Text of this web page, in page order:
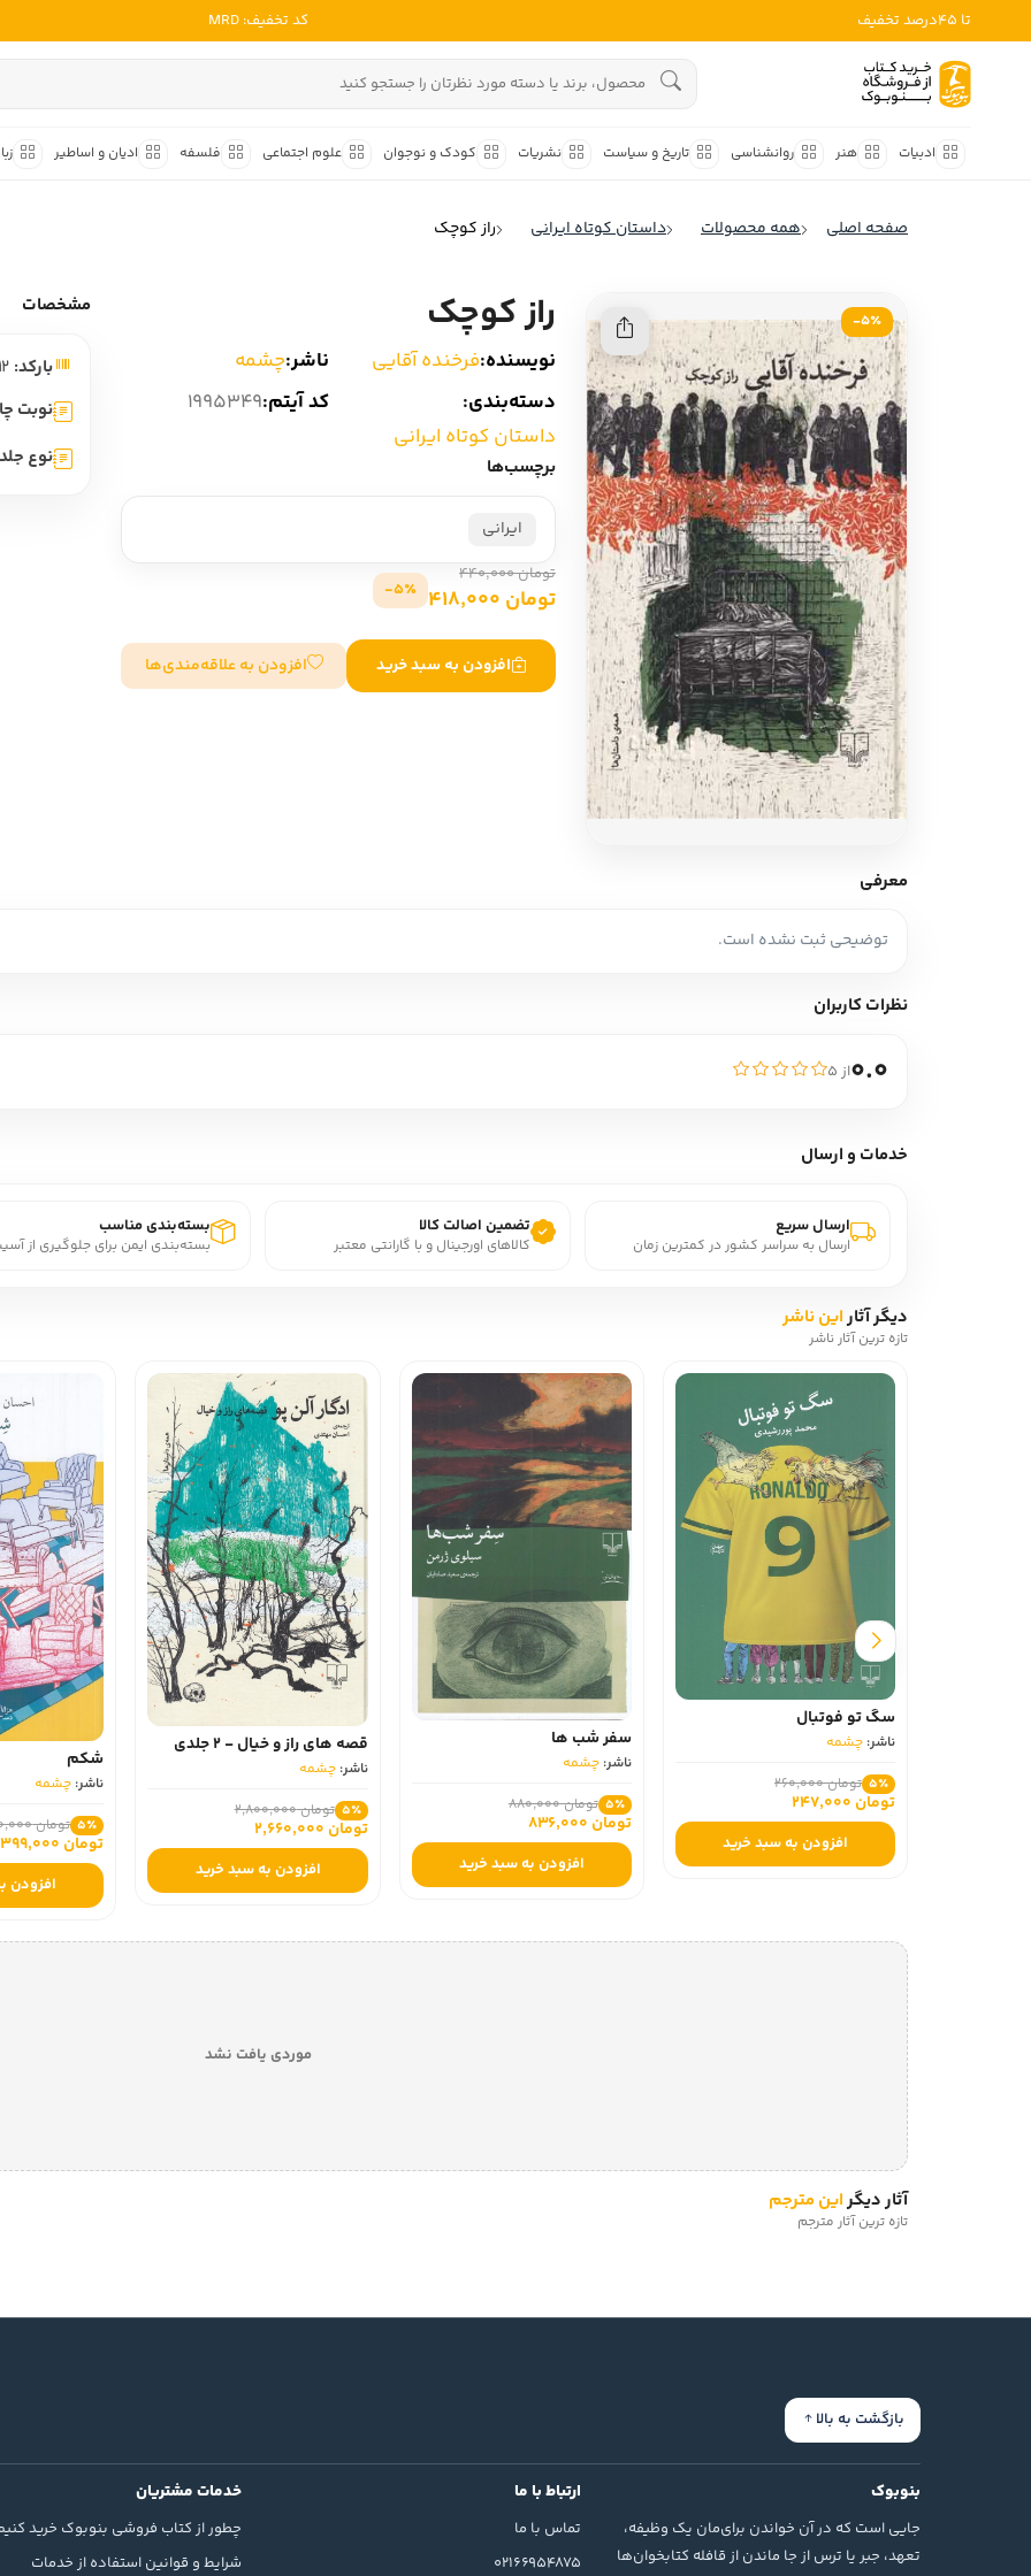
تا 45درصد تخفیف کد تخفیف: MRD
ادبیات هنر روانشناسی تاریخ و سیاست نشریات کودک و نوجوان علوم اجتماعی فلسفه ادیان و اساطیر
ادبیات ایران
ادبیات انگلیس
ادبیات فرانسه
ادبیات ایتالیا
ادبیات روسیه
ادبیات آمریکای لاتین
ادبیات آلمان
ادبیات ترکیه
ادبیات آسیا
سایر کشورهای اروپا
شعر
شرح و
ادبیات
جستار و مقاله
آموزش نویسندگی
زبان شناسی
ادبیات
کودک و نوجوان
ادبیات ملل
شعر و متون کهن
صفحه اصلی همه محصولات داستان کوتاه ایرانی راز کوچک
5٪- راز کوچک
نویسنده:فرخنده آقایی ناشر:چشمه
دسته‌بندی:
داستان کوتاه ایرانی
کد آیتم:1995349
برچسب‌ها
ایرانی
تومان 440,000
تومان 418,000 5٪-
افزودن به سبد خرید افزودن به علاقه‌مندی‌ها
مشخصات
بارکد:
نوبت
نوع
معرفی
توضیحی ثبت نشده است.
نظرات کاربران
0.0از ۵
خدمات و ارسال
ارسال سریع
ارسال به سراسر کشور در کمترین زمان
تضمین اصالت کالا
کالاهای اورجینال و با گارانتی معتبر
بسته‌بندی مناسب
بسته‌بندی ایمن برای جلوگیری از
دیگر آثاراین ناشر
تازه ترین آثار ناشر
سگ تو فوتبال
ناشر: چشمه
5٪ تومان 260,000
تومان 247,000
افزودن به سبد خرید
سفر شب‌ ها
ناشر: چشمه
5٪ تومان 880,000
تومان 836,000
افزودن به سبد خرید
قصه‌ های راز و خیال - 2 جلدی
ناشر: چشمه
5٪ تومان 2,800,000
تومان 2,660,000
افزودن به سبد خرید
شکم
ناشر: چشمه
5٪ تومان 420,000
تومان 399,000
افزودن
موردی یافت نشد
آثار دیگراین مترجم
تازه ترین آثار مترجم
بازگشت به بالا
بنوبوک
جایی است که در آن خواندن برای‌مان یک وظیفه،
تعهد، جبر یا ترس از جا ماندن از قافله کتابخوان‌ها
ارتباط با ما
تماس با ما
02166954875
خدمات مشتریان
چطور از کتاب فروشی بنوبوک خرید
شرایط و قوانین استفاده از خدمات